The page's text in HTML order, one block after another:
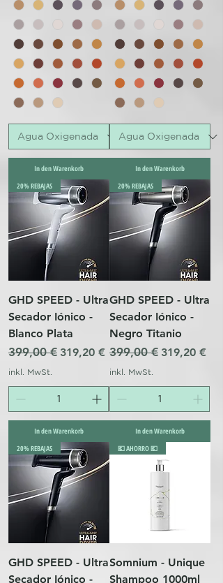
In den Warenkorb
In den Warenkorb
20% REBAJAS
GHD SPEED - Ultra
Secador Iónico -
Blanco Plata
Standardpreis
399,00 € Sale-Preis
319,20 €
inkl. MwSt.
In den Warenkorb
20% REBAJAS
GHD SPEED - Ultra
Secador Iónico -
Negro Titanio
Standardpreis
399,00 € Sale-Preis
319,20 €
inkl. MwSt.
In den Warenkorb
20% REBAJAS
GHD SPEED - Ultra
Secador Iónico -
💶 AHORRO 💶
Somnium - Unique
Shampoo 1000ml